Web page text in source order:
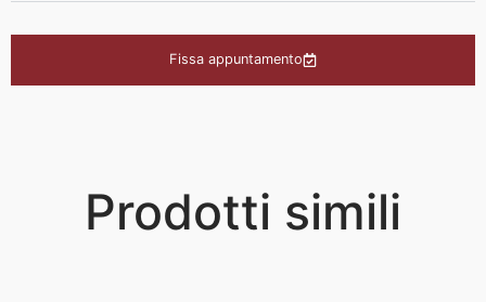
Fissa appuntamento
Prodotti simili